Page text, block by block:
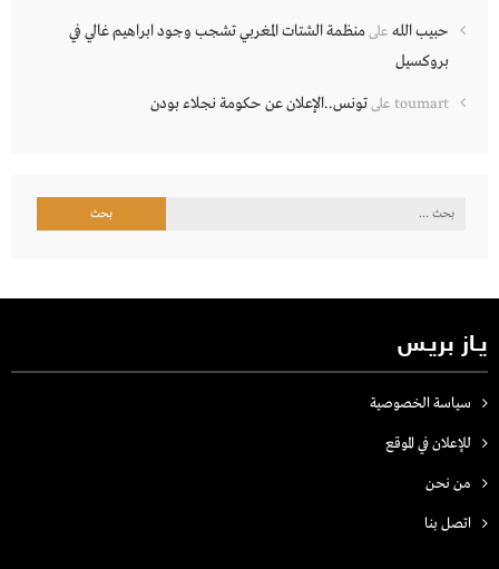
حبيب الله علىمنظمة الشتات المغربي تشجب وجود ابراهيم غالي في
بروكسيل
toumart علىتونس..الإعلان عن حكومة نجلاء بودن
البحث
يـاز بريـس
سياسة الخصوصية
للإعلان في الموقع
من نحن
اتصل بنـا